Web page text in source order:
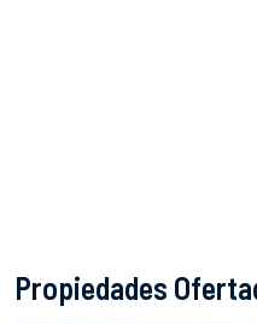
Propiedades